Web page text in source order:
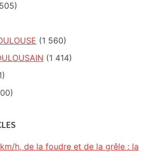
(1 560)
(1 414)
h, de la foudre et de la grêle : la